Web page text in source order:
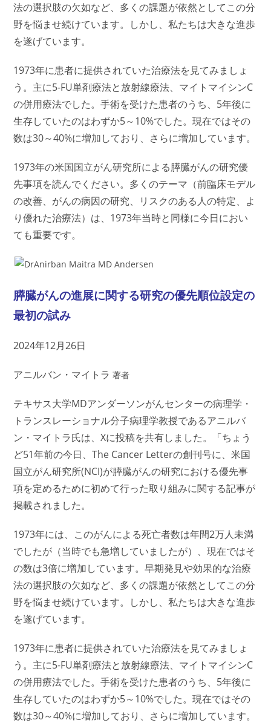
法の選択肢の欠如など、多くの課題が依然としてこの分
野を悩ませ続けています。しかし、私たちは大きな進歩
を遂げています。
1973年に患者に提供されていた治療法を見てみましょ
う。主に5-FU単剤療法と放射線療法、マイトマイシンC
の併用療法でした。手術を受けた患者のうち、5年後に
生存していたのはわずか5～10%でした。現在ではその
数は30～40%に増加しており、さらに増加しています。
1973年の米国国立がん研究所による膵臓がんの研究優
先事項を読んでください。多くのテーマ（前臨床モデル
の改善、がんの病因の研究、リスクのある人の特定、よ
り優れた治療法）は、1973年当時と同様に今日におい
ても重要です。
膵臓がんの進展に関する研究の優先順位設定の
最初の試み
2024年12月26日
アニルバン・マイトラ 著者
テキサス大学MDアンダーソンがんセンターの病理学・
トランスレーショナル分子病理学教授であるアニルバ
ン・マイトラ氏は、Xに投稿を共有しました。「ちょう
ど51年前の今日、The Cancer Letterの創刊号に、米国
国立がん研究所(NCI)が膵臓がんの研究における優先事
項を定めるために初めて行った取り組みに関する記事が
掲載されました。
1973年には、このがんによる死亡者数は年間2万人未満
でしたが（当時でも急増していましたが）、現在ではそ
の数は3倍に増加しています。早期発見や効果的な治療
法の選択肢の欠如など、多くの課題が依然としてこの分
野を悩ませ続けています。しかし、私たちは大きな進歩
を遂げています。
1973年に患者に提供されていた治療法を見てみましょ
う。主に5-FU単剤療法と放射線療法、マイトマイシンC
の併用療法でした。手術を受けた患者のうち、5年後に
生存していたのはわずか5～10%でした。現在ではその
数は30～40%に増加しており、さらに増加しています。